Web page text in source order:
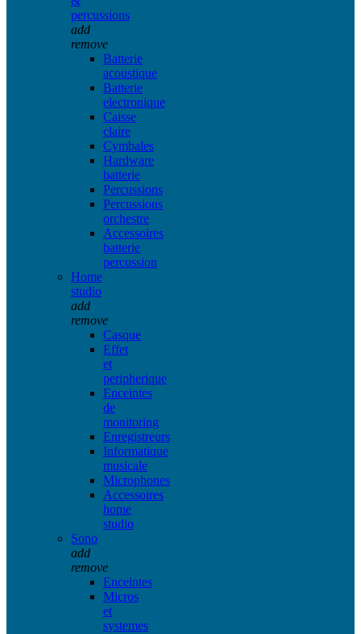
percussions
add
remove
Batterie
acoustique
Batterie
electronique
Caisse
claire
Cymbales
Hardware
batterie
Percussions
Percussions
orchestre
Accessoires
batterie
percussion
Home
studio
add
remove
Casque
Effet
et
peripherique
Enceintes
de
monitoring
Enregistreurs
Informatique
musicale
Microphones
Accessoires
home
studio
Sono
add
remove
Enceintes
Micros
et
systemes